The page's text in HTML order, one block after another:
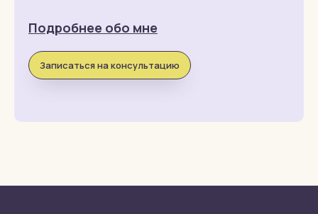
Подробнее обо мне
Записаться на консультацию